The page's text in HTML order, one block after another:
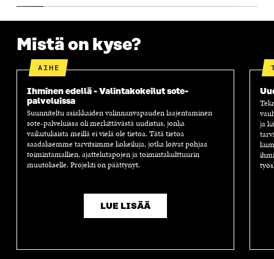
Mistä on kyse?
AIHE
Ihminen edellä - Valintakokeilut sote-
palveluissa
Suunniteltu asiakkaiden valinnanvapauden laajentaminen
sote-palveluissa oli merkittävästä uudistus, jonka
vaikutuksista meillä ei vielä ole tietoa. Tätä tietoa
saadaksemme tarvitsimme kokeiluja, jotka loivat pohjaa
toimintamallien, ajattelutapojen ja toimintakulttuurin
muutokselle. Projekti on päättynyt.
LUE LISÄÄ
ja